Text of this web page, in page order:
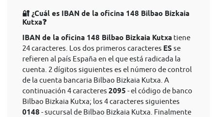
🔐 ¿Cuál es IBAN de la oficina 148 Bilbao Bizkaia
Kutxa❓
IBAN de la oficina 148 Bilbao Bizkaia Kutxa tiene
24 caracteres. Los dos primeros caracteres ES se
refieren al país España en el que está radicada la
cuenta. 2 dígitos siguientes es el número de control
de la cuenta bancaria Bilbao Bizkaia Kutxa. A
continuación 4 caracteres 2095 - el código de banco
Bilbao Bizkaia Kutxa; los 4 caracteres siguientes
0148 - sucursal de Bilbao Bizkaia Kutxa. Finalmente